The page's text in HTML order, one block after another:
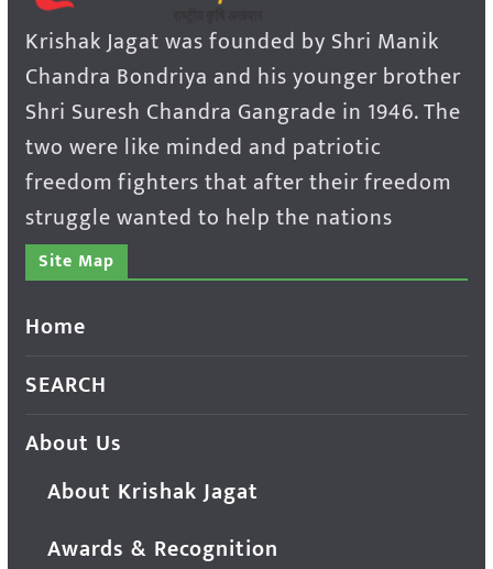
Krishak Jagat was founded by Shri Manik
Chandra Bondriya and his younger brother
Shri Suresh Chandra Gangrade in 1946. The
two were like minded and patriotic
freedom fighters that after their freedom
struggle wanted to help the nations
Site Map
Home
SEARCH
About Us
About Krishak Jagat
Awards & Recognition